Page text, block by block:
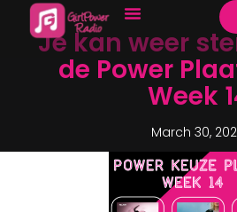
Je kan weer
de Power
Week
March 30,